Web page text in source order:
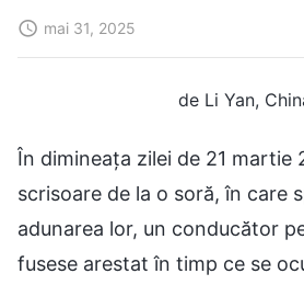
mai 31, 2025
de Li Yan,
În dimineața zilei de 21 martie
scrisoare de la o soră, în care
adunarea lor, un conducător
fusese arestat în timp ce se